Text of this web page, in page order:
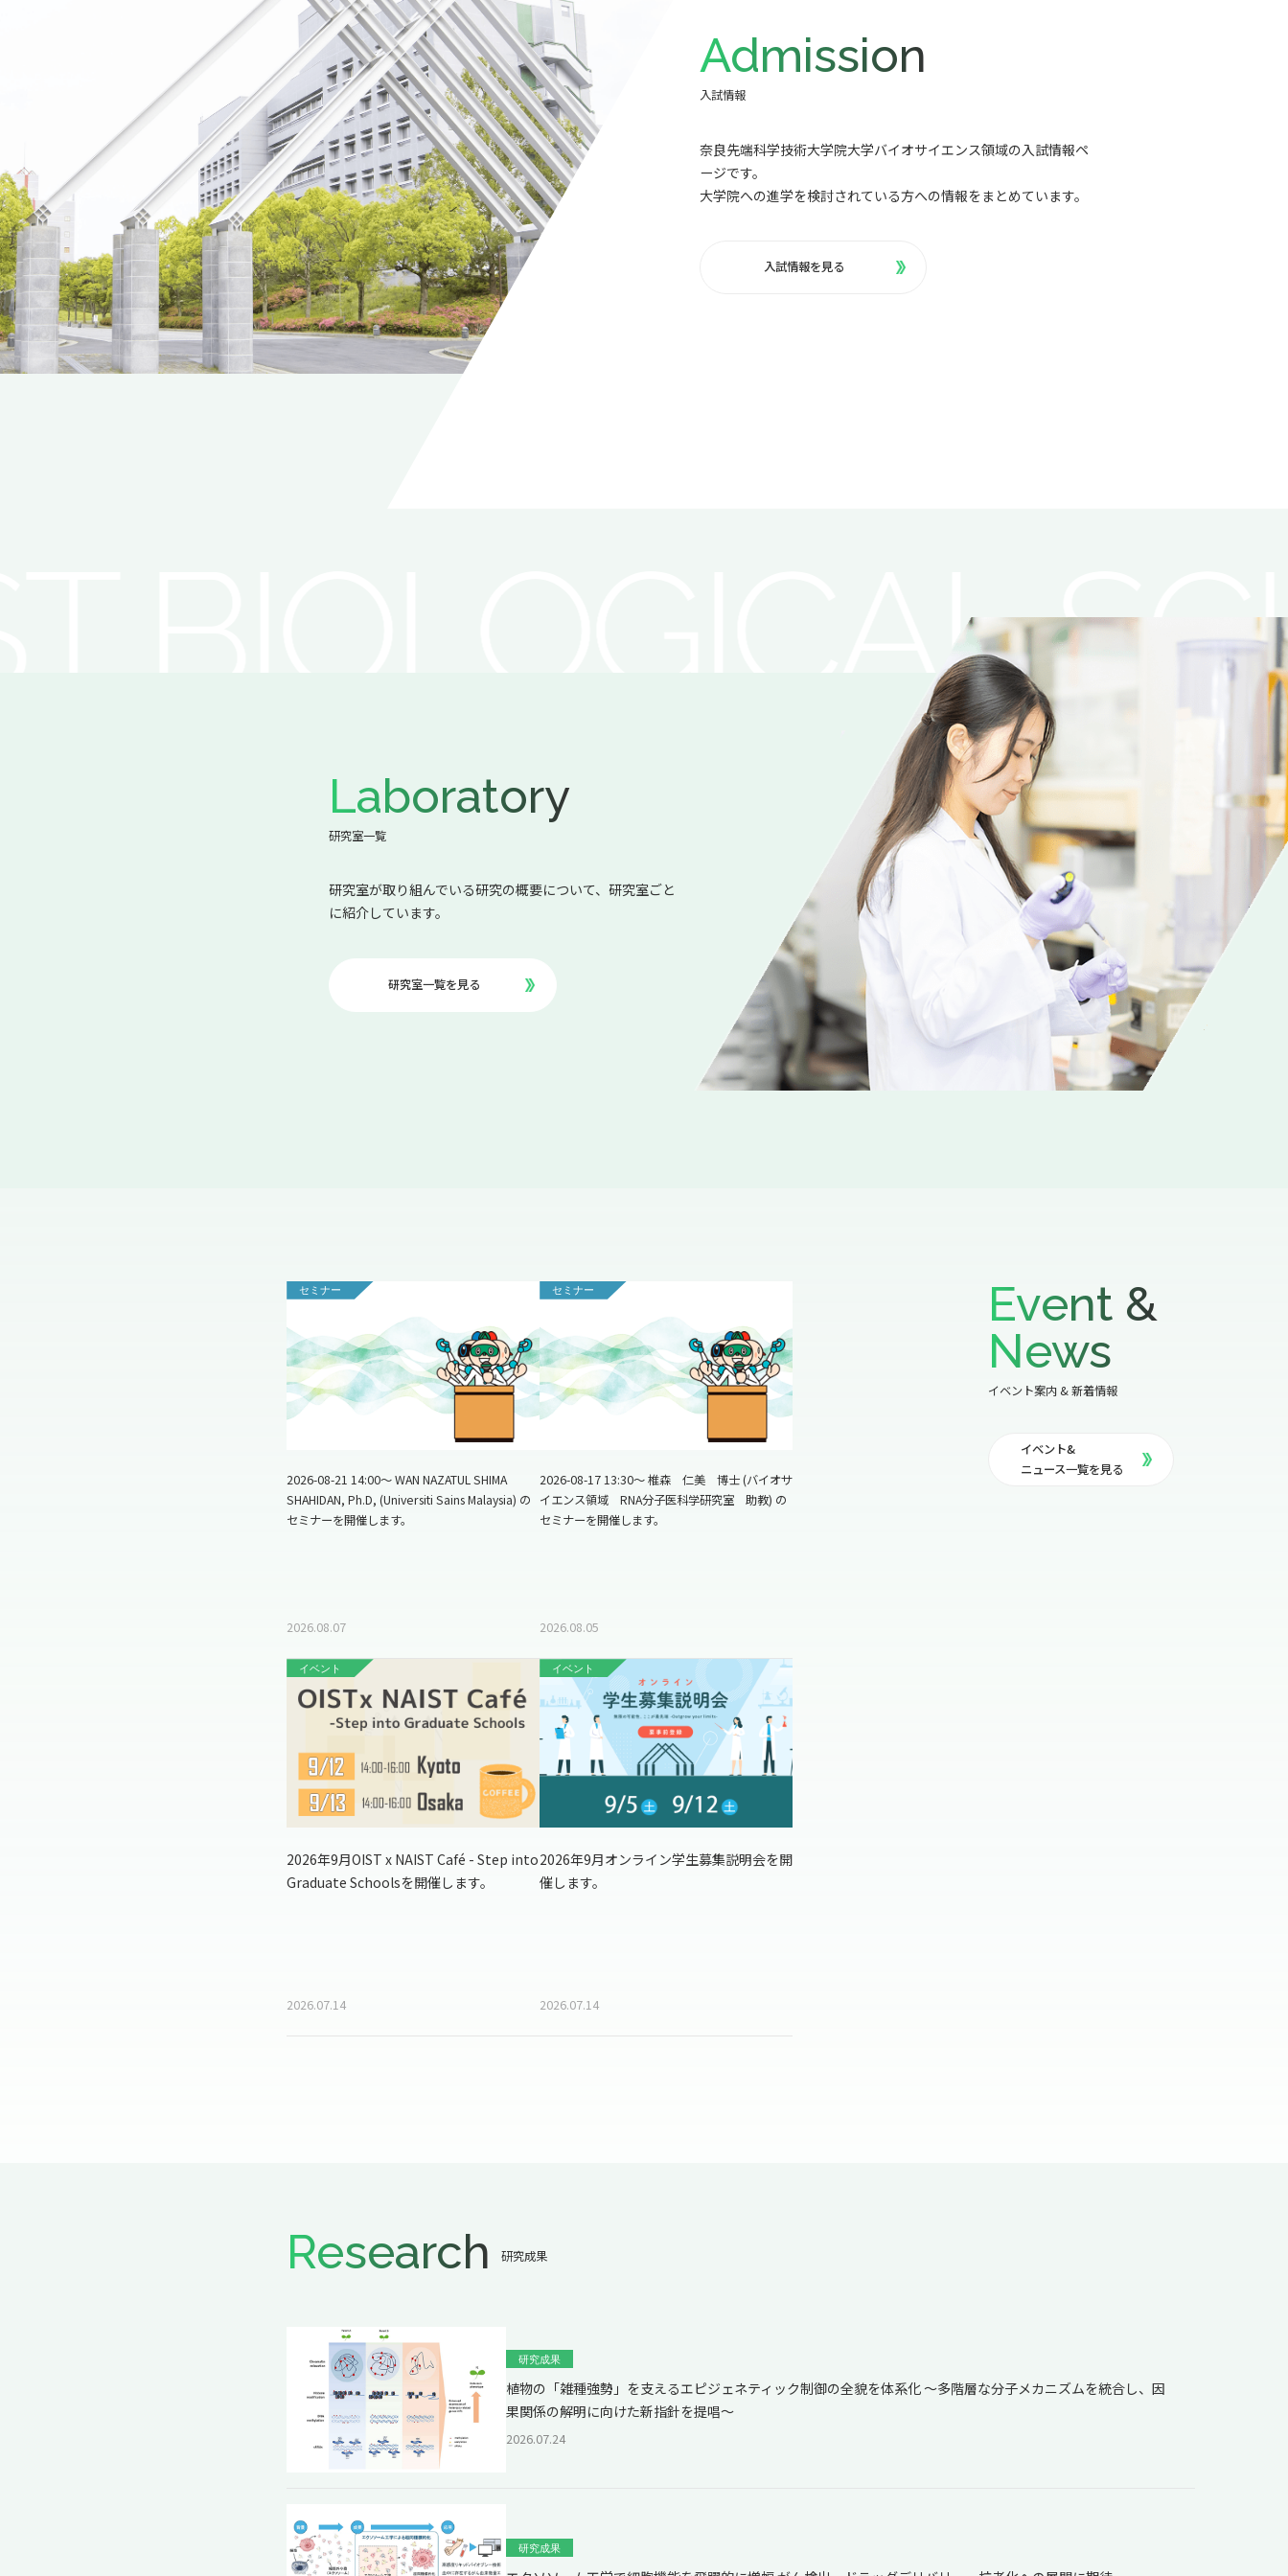
Admission
入試情報
奈良先端科学技術大学院大学バイオサイエンス領域の入試情報ペ
ージです。
大学院への進学を検討されている方への情報をまとめています。
入試情報を見る
Laboratory
研究室一覧
研究室が取り組んでいる研究の概要について、研究室ごと
に紹介しています。
研究室一覧を見る
Event &
News
イベント案内 & 新着情報
イベント&
ニュース一覧を見る
セミナー
2026-08-21 14:00～ WAN NAZATUL SHIMA
SHAHIDAN, Ph.D, (Universiti Sains Malaysia) の
セミナーを開催します。
2026.08.07
セミナー
2026-08-17 13:30～ 椎森 仁美 博士 (バイオサ
イエンス領域 RNA分子医科学研究室 助教) の
セミナーを開催します。
2026.08.05
イベント
2026年9月OIST x NAIST Café - Step into
Graduate Schoolsを開催します。
2026.07.14
イベント
2026年9月オンライン学生募集説明会を開
催します。
2026.07.14
Research 研究成果
研究成果
植物の「雑種強勢」を支えるエピジェネティック制御の全貌を体系化 ～多階層な分子メカニズムを統合し、因
果関係の解明に向けた新指針を提唱～
2026.07.24
研究成果